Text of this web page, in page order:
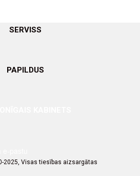
SERVISS
PAPILDUS
2025, Visas tiesības aizsargātas